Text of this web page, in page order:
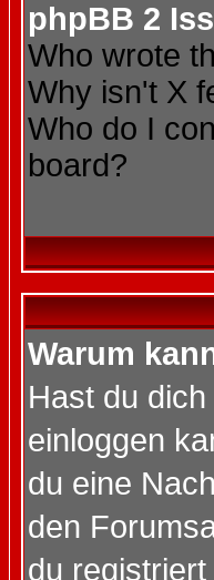
phpBB 2
Who wrote
Why isn't X
Who do I
board?
Warum
Hast du
einloggen
du eine
den
du